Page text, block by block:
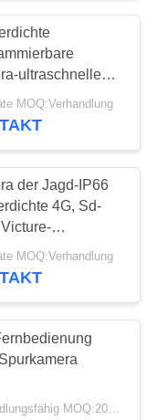
67
ultraschnelle
des
MOQ:Verhandlung
der Jagd-IP66
4G, Sd-
Kamera
MOQ:Verhandlung
Verhandlungsfähig MOQ:20pcs